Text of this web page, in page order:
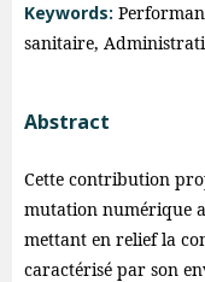
Keywords:
sanitaire,
Abstract
Cette contribution
mutation numérique
mettant en relief la
caractérisé par son